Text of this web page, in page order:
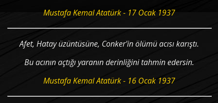
Mustafa Kemal Atatürk - 17 Ocak 1937
Afet, Hatay üzüntüsüne, Conker'in ölümü acısı karıştı.
Bu acının açtığı yaranın derinliğini tahmin edersin.
Mustafa Kemal Atatürk - 16 Ocak 1937